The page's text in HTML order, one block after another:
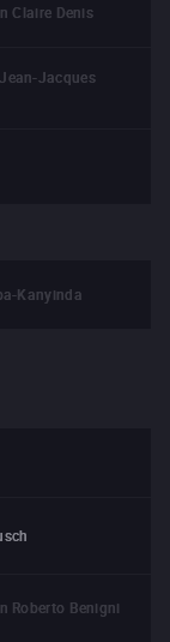
Claire Denis
Jean-Jacques
Kanyinda
Roberto Benigni